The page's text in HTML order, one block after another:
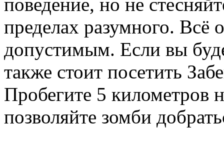
пределах разумного. Всё
допустимым. Если вы
также стоит посетить
Пробегите 5 километров
позволяйте зомби